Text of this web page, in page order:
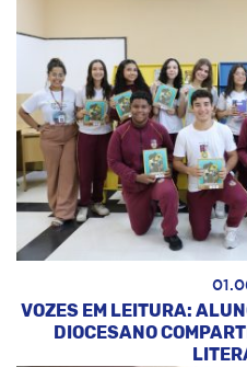
VOZES EM LEITURA:
DIOCESANO